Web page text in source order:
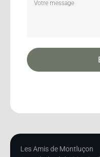
Les Amis de Montluçon